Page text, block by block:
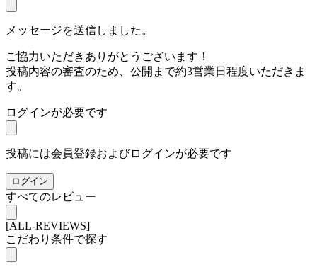
メッセージを送信しました。
ご協力いただきありがとうございます！
投稿内容の審査のため、公開まで約3営業日程度いただきま
す。
ログインが必要です
投稿には会員登録およびログインが必要です
ログイン
すべてのレビュー
[ALL-REVIEWS]
こだわり条件で探す